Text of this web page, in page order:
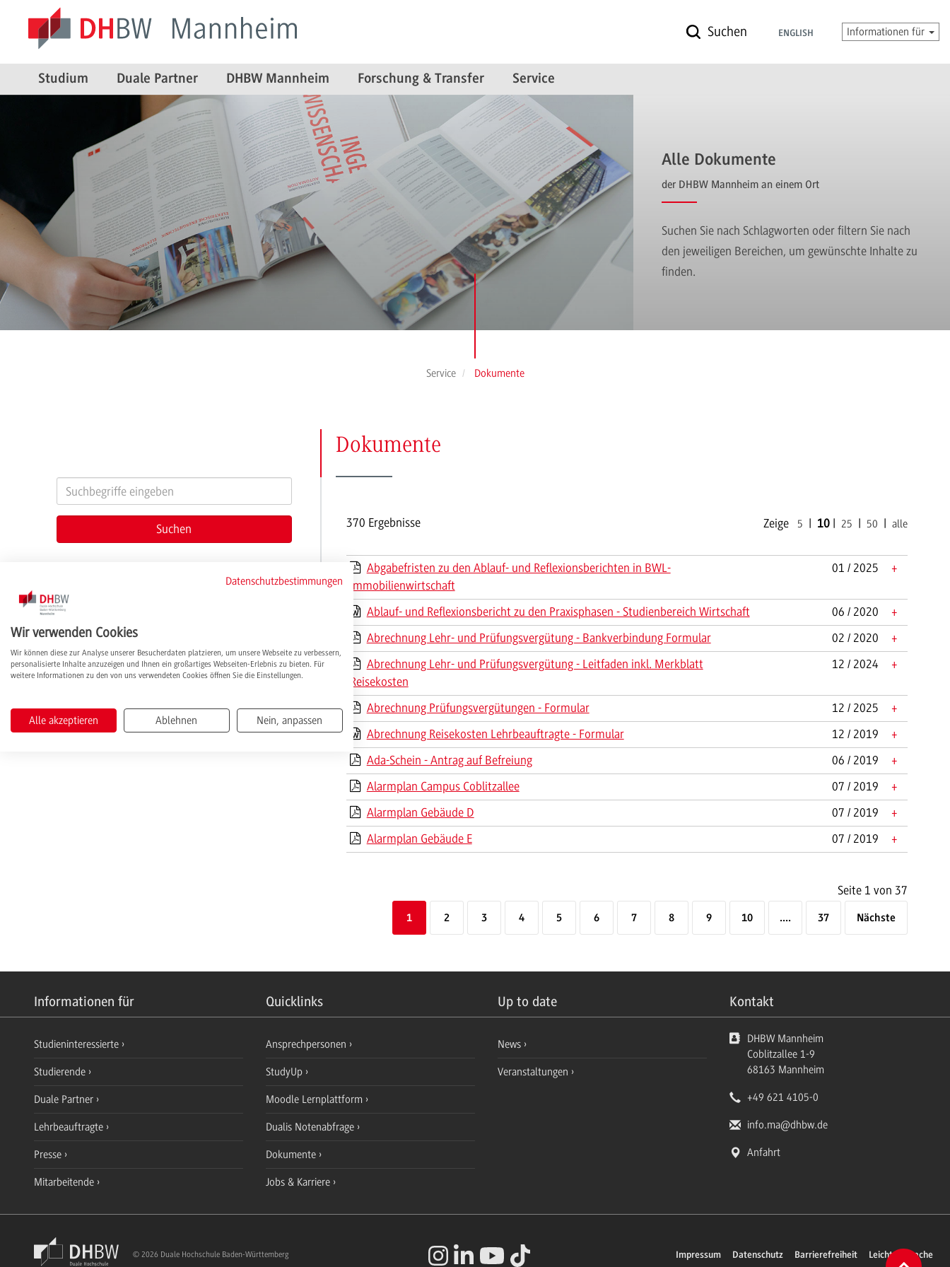
Suchen ENGLISH Informationen für
Studium Duale Partner DHBW Mannheim Forschung & Transfer Service
Alle Dokumente
der DHBW Mannheim an einem Ort
Suchen Sie nach Schlagworten oder filtern Sie nach
den jeweiligen Bereichen, um gewünschte Inhalte zu
finden.
Service Dokumente
Dokumente(Seite
Eingaben zurücksetzen
370 Ergebnisse Zeige 5 | 10| 25 | 50 | alle
Abgabefristen zu den Ablauf- und Reflexionsberichten in BWL-
Immobilienwirtschaft
01 / 2025 +
Ablauf- und Reflexionsbericht zu den Praxisphasen - Studienbereich Wirtschaft 06 / 2020
+
Abrechnung Lehr- und Prüfungsvergütung - Bankverbindung Formular
02 / 2020
+
Abrechnung Lehr- und Prüfungsvergütung - Leitfaden inkl. Merkblatt
Reisekosten
12 / 2024 +
Abrechnung Prüfungsvergütungen - Formular 12 / 2025
+
Abrechnung Reisekosten Lehrbeauftragte - Formular
12 / 2019
+
Ada-Schein - Antrag auf Befreiung
06 / 2019
+
Alarmplan Campus Coblitzallee
07 / 2019
+
Alarmplan Gebäude D
07 / 2019
+
Alarmplan Gebäude E
07 / 2019 +
Seite 1 von 37
1 2 3 4 5 6 7 8 9 10 .... 37 Nächste
Informationen für Quicklinks Up to date Kontakt
Studieninteressierte
Studierende
Duale Partner
Lehrbeauftragte
Presse
Mitarbeitende
Ansprechpersonen
StudyUp
Moodle Lernplattform
Dualis Notenabfrage
Dokumente
Jobs & Karriere
News
Veranstaltungen
DHBW Mannheim
Coblitzallee 1-9
68163 Mannheim
+49 621 4105-0
info.ma@dhbw.de
Anfahrt
Impressum Datenschutz Barrierefreiheit Leichte Sprache
© 2026 Duale Hochschule Baden-Württemberg
Datenschutzbestimmungen
Wir verwenden Cookies
Wir können diese zur Analyse unserer Besucherdaten platzieren, um unsere Webseite zu verbessern,
personalisierte Inhalte anzuzeigen und Ihnen ein großartiges Webseiten-Erlebnis zu bieten. Für
weitere Informationen zu den von uns verwendeten Cookies öffnen Sie die Einstellungen.
Alle akzeptieren Ablehnen Nein, anpassen